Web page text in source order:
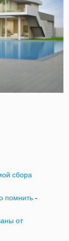
сбора
помнить -
от